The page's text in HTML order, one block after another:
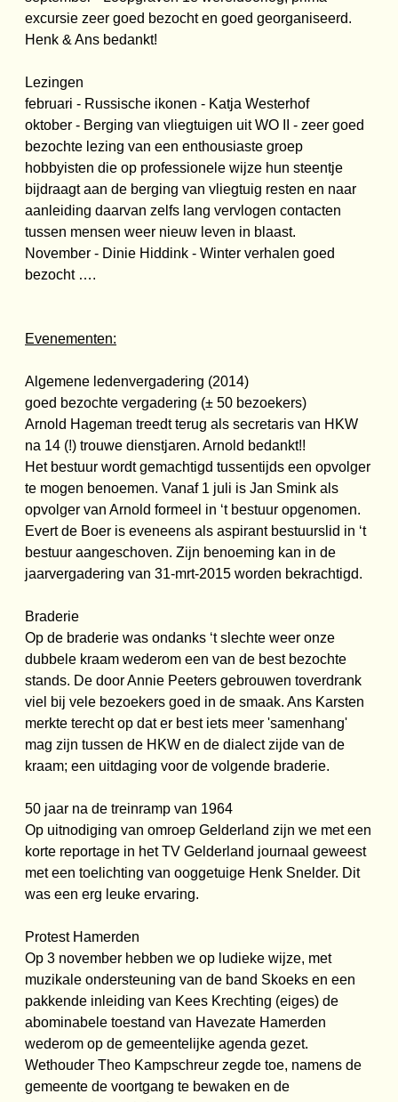
excursie zeer goed bezocht en goed georganiseerd.
Henk & Ans bedankt!
Lezingen
februari - Russische ikonen - Katja Westerhof
oktober - Berging van vliegtuigen uit WO II - zeer goed
bezochte lezing van een enthousiaste groep
hobbyisten die op professionele wijze hun steentje
bijdraagt aan de berging van vliegtuig resten en naar
aanleiding daarvan zelfs lang vervlogen contacten
tussen mensen weer nieuw leven in blaast.
November - Dinie Hiddink - Winter verhalen goed
bezocht ….
Evenementen:
Algemene ledenvergadering (2014)
goed bezochte vergadering (± 50 bezoekers)
Arnold Hageman treedt terug als secretaris van HKW
na 14 (!) trouwe dienstjaren. Arnold bedankt!!
Het bestuur wordt gemachtigd tussentijds een opvolger
te mogen benoemen. Vanaf 1 juli is Jan Smink als
opvolger van Arnold formeel in ‘t bestuur opgenomen.
Evert de Boer is eveneens als aspirant bestuurslid in ‘t
bestuur aangeschoven. Zijn benoeming kan in de
jaarvergadering van 31-mrt-2015 worden bekrachtigd.
Braderie
Op de braderie was ondanks ‘t slechte weer onze
dubbele kraam wederom een van de best bezochte
stands. De door Annie Peeters gebrouwen toverdrank
viel bij vele bezoekers goed in de smaak. Ans Karsten
merkte terecht op dat er best iets meer 'samenhang'
mag zijn tussen de HKW en de dialect zijde van de
kraam; een uitdaging voor de volgende braderie.
50 jaar na de treinramp van 1964
Op uitnodiging van omroep Gelderland zijn we met een
korte reportage in het TV Gelderland journaal geweest
met een toelichting van ooggetuige Henk Snelder. Dit
was een erg leuke ervaring.
Protest Hamerden
Op 3 november hebben we op ludieke wijze, met
muzikale ondersteuning van de band Skoeks en een
pakkende inleiding van Kees Krechting (eiges) de
abominabele toestand van Havezate Hamerden
wederom op de gemeentelijke agenda gezet.
Wethouder Theo Kampschreur zegde toe, namens de
gemeente de voortgang te bewaken en de